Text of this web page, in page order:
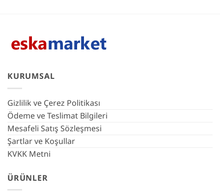
KURUMSAL
Gizlilik ve Çerez Politikası
Ödeme ve Teslimat Bilgileri
Mesafeli Satış Sözleşmesi
Şartlar ve Koşullar
KVKK Metni
ÜRÜNLER